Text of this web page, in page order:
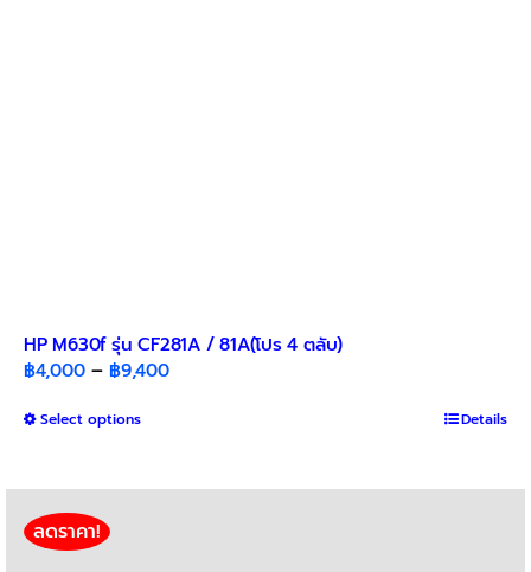
HP M630f รุ่น CF281A / 81A(โปร 4 ตลับ)
฿4,000 – ฿9,400Price
Select optionsThis
Details
ลดราคา!